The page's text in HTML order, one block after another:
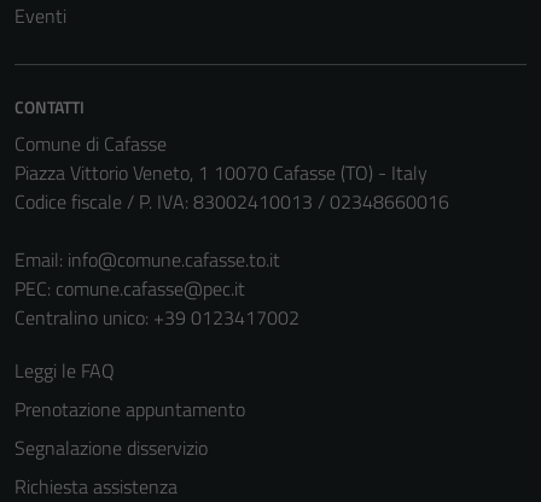
Eventi
CONTATTI
Comune di Cafasse
Piazza Vittorio Veneto, 1 10070 Cafasse (TO) - Italy
Codice fiscale / P. IVA: 83002410013 / 02348660016
Email: info@comune.cafasse.to.it
PEC: comune.cafasse@pec.it
Centralino unico: +39 0123417002
Leggi le FAQ
Prenotazione appuntamento
Segnalazione disservizio
Richiesta assistenza